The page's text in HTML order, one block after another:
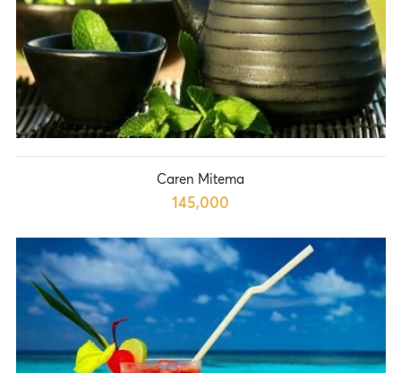
Caren Mitema
145,000